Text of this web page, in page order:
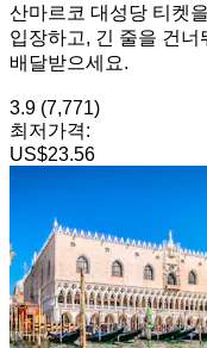
산마르코 대성당 티켓
입장하고, 긴 줄을 건
배달받으세요.
3.9 (7,771)
최저가격:
US$23.56